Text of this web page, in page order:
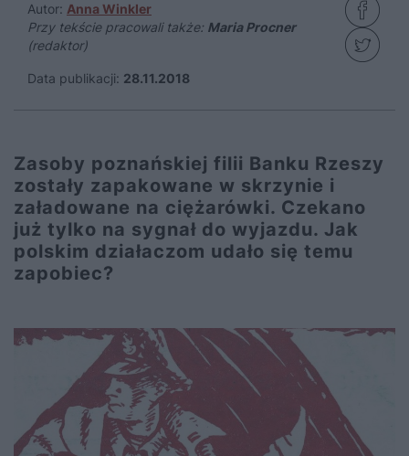
Autor: Anna Winkler
Przy tekście pracowali także: Maria Procner
(redaktor)
Data publikacji: 28.11.2018
Zasoby poznańskiej filii Banku Rzeszy
zostały zapakowane w skrzynie i
załadowane na ciężarówki. Czekano
już tylko na sygnał do wyjazdu. Jak
polskim działaczom udało się temu
zapobiec?